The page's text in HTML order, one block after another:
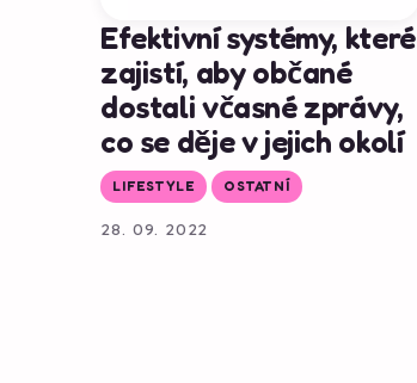
Efektivní systémy, které
zajistí, aby občané
dostali včasné zprávy,
co se děje v jejich okolí
LIFESTYLE OSTATNÍ
28. 09. 2022